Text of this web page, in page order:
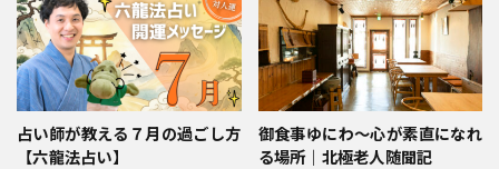
占い師が教える７月の過ごし方
【六龍法占い】
御食事ゆにわ～心が素直になれ
る場所｜北極老人随聞記